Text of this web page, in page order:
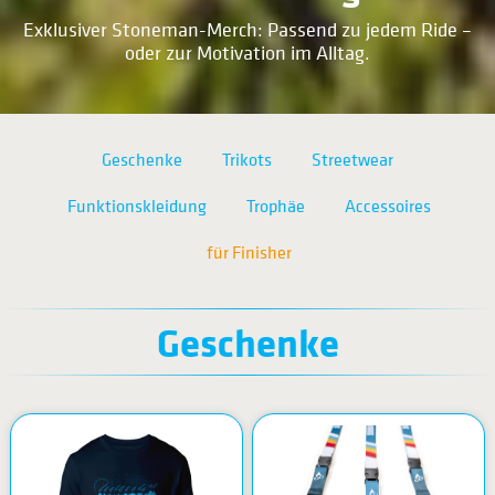
Exklusiver Stoneman-Merch: Passend zu jedem Ride–
oder zur Motivation im Alltag.
Geschenke Trikots
Streetwear
Funktionskleidung
Trophäe
Accessoires
für Finisher
Geschenke